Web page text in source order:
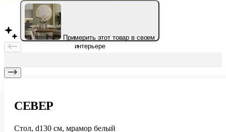
Примерить этот товар в своем
интерьере
СЕВЕР
Стол, d130 см, мрамор белый